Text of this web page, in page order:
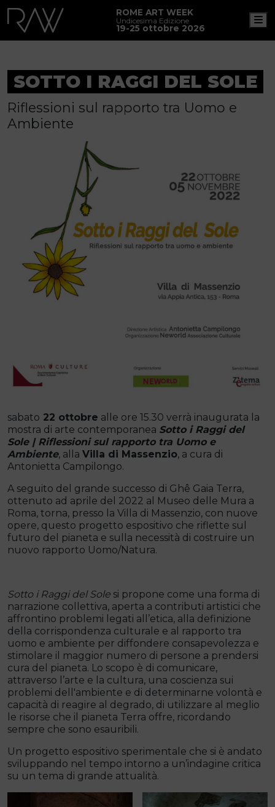
ROME ART WEEK
Undicesima Edizione
19-25 ottobre 2026
SOTTO I RAGGI DEL SOLE
Riflessioni sul rapporto tra Uomo e
Ambiente
sabato 22 ottobre alle ore 15.30 verrà inaugurata la
mostra di arte contemporanea Sotto i Raggi del
Sole | Riflessioni sul rapporto tra Uomo e
Ambiente, alla Villa di Massenzio, a cura di
Antonietta Campilongo.
A seguito del grande successo di Ghê Gaia Terra,
ottenuto ad aprile del 2022 al Museo delle Mura a
Roma, torna, presso la Villa di Massenzio, con nuove
opere, questo progetto espositivo che riflette sul
futuro del pianeta e sulla necessità di costruire un
nuovo rapporto Uomo/Natura.
Sotto i Raggi del Sole si propone come una forma di
narrazione collettiva, aperta a contributi artistici che
affrontino problemi legati all’etica, alla definizione
della corrispondenza culturale e al rapporto tra
uomo e ambiente per diffondere consapevolezza e
stimolare il maggior numero di persone a prendersi
cura del pianeta. Lo scopo è di comunicare,
attraverso l’arte e la cultura, una coscienza sui
problemi dell'ambiente e di determinarne volontà e
capacità di reagire al degrado, di utilizzare al meglio
le risorse che il pianeta Terra offre, ricordando
sempre che sono esauribili.
Un progetto espositivo sperimentale che si è andato
sviluppando nel tempo intorno a un’indagine critica
su un tema di grande attualità.